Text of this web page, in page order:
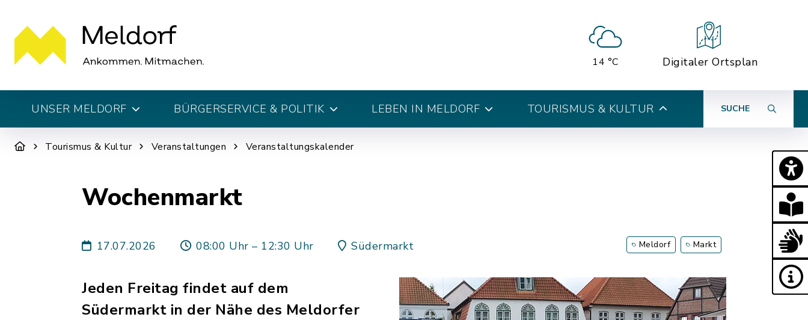
14 °C Digitaler Ortsplan
UNSER MELDORF BÜRGERSERVICE & POLITIK LEBEN IN MELDORF TOURISMUS & KULTUR SUCHE
Tourismus & Kultur Veranstaltungen Veranstaltungskalender
Wochenmarkt
17.07.2026 08:00 Uhr – 12:30 Uhr Südermarkt Meldorf Markt
Jeden Freitag findet auf dem
Südermarkt in der Nähe des Meldorfer